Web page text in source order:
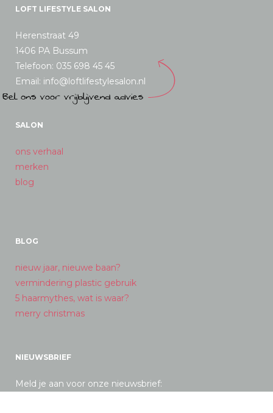
LOFT LIFESTYLE SALON
Herenstraat 49
1406 PA Bussum
Telefoon: 035 698 45 45
Email: info@loftlifestylesalon.nl
SALON
ons verhaal
merken
blog
BLOG
nieuw jaar, nieuwe baan?
vermindering plastic gebruik
5 haarmythes, wat is waar?
merry christmas
NIEUWSBRIEF
Meld je aan voor onze nieuwsbrief: